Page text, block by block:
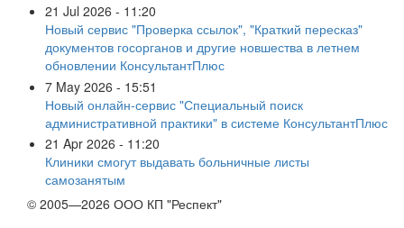
21 Jul 2026 - 11:20
Новый сервис "Проверка ссылок", "Краткий пересказ"
документов госорганов и другие новшества в летнем
обновлении КонсультантПлюс
7 May 2026 - 15:51
Новый онлайн-сервис "Специальный поиск
административной практики" в системе КонсультантПлюс
21 Apr 2026 - 11:20
Клиники смогут выдавать больничные листы
самозанятым
© 2005—2026 ООО КП "Респект"